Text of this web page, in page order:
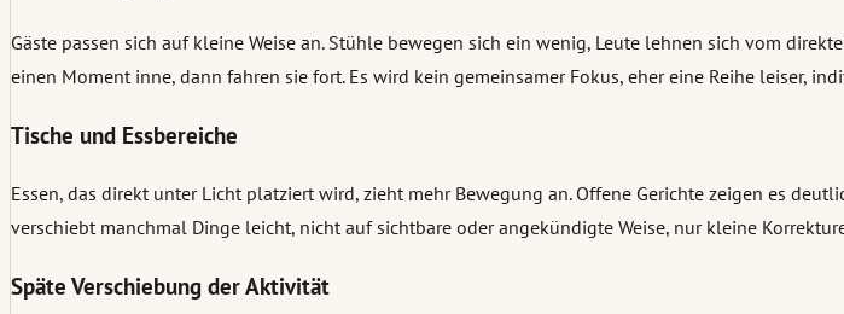
Gäste passen sich auf kleine Weise an. Stühle bewegen sich ein wenig, Leute lehnen sich vom
einen Moment inne, dann fahren sie fort. Es wird kein gemeinsamer Fokus, eher eine Reihe leiser,
Tische und Essbereiche
Essen, das direkt unter Licht platziert wird, zieht mehr Bewegung an. Offene Gerichte zeigen es
verschiebt manchmal Dinge leicht, nicht auf sichtbare oder angekündigte Weise, nur kleine
Späte Verschiebung der Aktivität